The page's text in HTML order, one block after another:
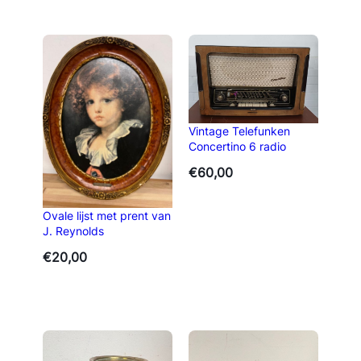
Ovale lijst met prent van
J. Reynolds
€20,00
Vintage Telefunken
Concertino 6 radio
€60,00